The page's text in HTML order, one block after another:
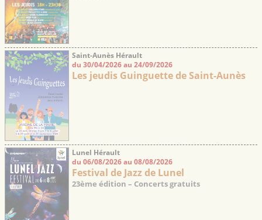
Saint-Aunès Hérault
du 30/04/2026 au 24/09/2026
Les jeudis Guinguette de Saint-Aunès
Lunel Hérault
du 06/08/2026 au 08/08/2026
Festival de Jazz de Lunel
23ème édition – Concerts gratuits